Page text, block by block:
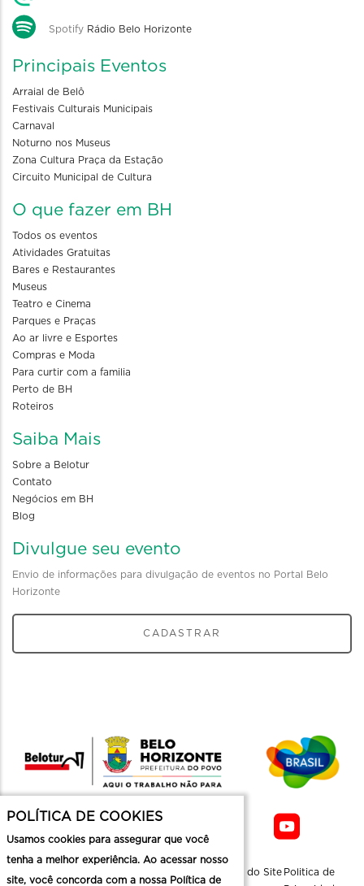
Spotify Rádio Belo Horizonte
Principais Eventos
Arraial de Belô
Festivais Culturais Municipais
Carnaval
Noturno nos Museus
Zona Cultura Praça da Estação
Circuito Municipal de Cultura
O que fazer em BH
Todos os eventos
Atividades Gratuitas
Bares e Restaurantes
Museus
Teatro e Cinema
Parques e Praças
Ao ar livre e Esportes
Compras e Moda
Para curtir com a familia
Perto de BH
Roteiros
Saiba Mais
Sobre a Belotur
Contato
Negócios em BH
Blog
Divulgue seu evento
Envio de informações para divulgação de eventos no Portal Belo
Horizonte
CADASTRAR
Mapa do Site Politica de
POLÍTICA DE COOKIES
Usamos cookies para assegurar que você
tenha a melhor experiência. Ao acessar nosso
site, você concorda com a nossa Política de